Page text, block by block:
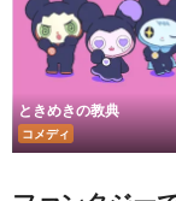
ときめきの教典
コメディ